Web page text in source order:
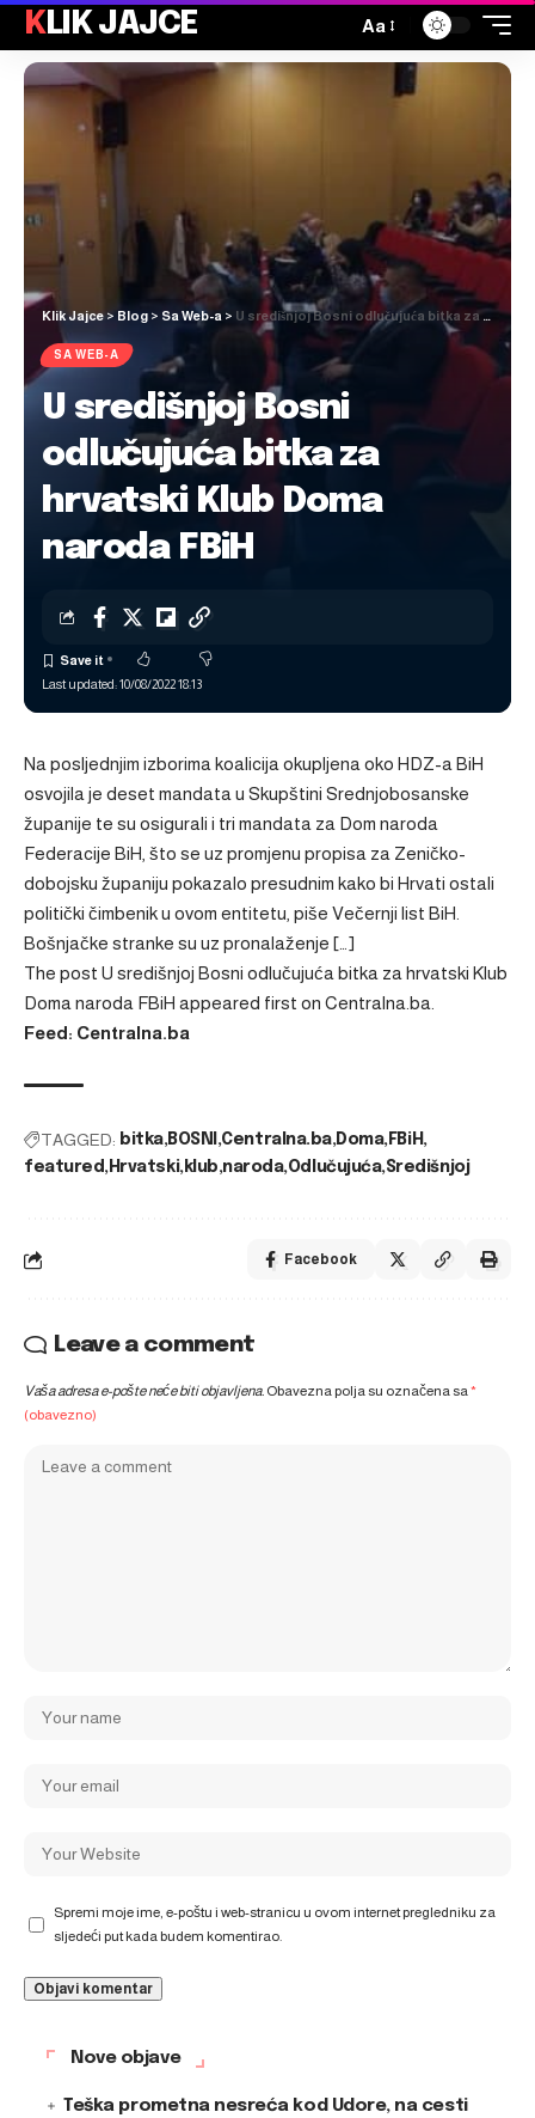
KLIK JAJCE Aa
Klik Jajce> Blog > Sa Web-a > U središnjoj Bosni odlučujuća bitka za hrvatski Klub Doma naroda FBiH
SA WEB-A
U središnjoj Bosni
odlučujuća bitka za
hrvatski Klub Doma
naroda FBiH
Last updated: 10/08/2022 18:13
Na posljednjim izborima koalicija okupljena oko HDZ-a BiH
osvojila je deset mandata u Skupštini Srednjobosanske
županije te su osigurali i tri mandata za Dom naroda
Federacije BiH, što se uz promjenu propisa za Zeničko-
dobojsku županiju pokazalo presudnim kako bi Hrvati ostali
politički čimbenik u ovom entitetu, piše Večernji list BiH.
Bošnjačke stranke su uz pronalaženje […]
The post U središnjoj Bosni odlučujuća bitka za hrvatski Klub
Doma naroda FBiH appeared first on Centralna.ba
Feed: Centralna.ba
TAGGED: bitka BOSNI Centralna.ba Doma FBiH
featured Hrvatski klub naroda Odlučujuća Središnjoj
Facebook
Leave a comment
Vaša adresa e-pošte neće biti objavljena. Obavezna polja su označena sa*
(obavezno)
Spremi moje ime, e-poštu i web-stranicu u ovom internet pregledniku za
sljedeći put kada budem komentirao.
Nove objave
Teška prometna nesreća kod Udore, na cesti